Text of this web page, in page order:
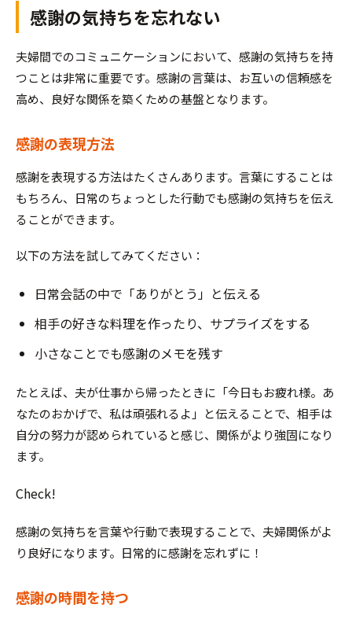
感謝の気持ちを忘れない
夫婦間でのコミュニケーションにおいて、感謝の気持ちを持
つことは非常に重要です。感謝の言葉は、お互いの信頼感を
高め、良好な関係を築くための基盤となります。
感謝の表現方法
感謝を表現する方法はたくさんあります。言葉にすることは
もちろん、日常のちょっとした行動でも感謝の気持ちを伝え
ることができます。
以下の方法を試してみてください：
日常会話の中で「ありがとう」と伝える
相手の好きな料理を作ったり、サプライズをする
小さなことでも感謝のメモを残す
たとえば、夫が仕事から帰ったときに「今日もお疲れ様。あ
なたのおかげで、私は頑張れるよ」と伝えることで、相手は
自分の努力が認められていると感じ、関係がより強固になり
ます。
Check!
感謝の気持ちを言葉や行動で表現することで、夫婦関係がよ
り良好になります。日常的に感謝を忘れずに！
感謝の時間を持つ